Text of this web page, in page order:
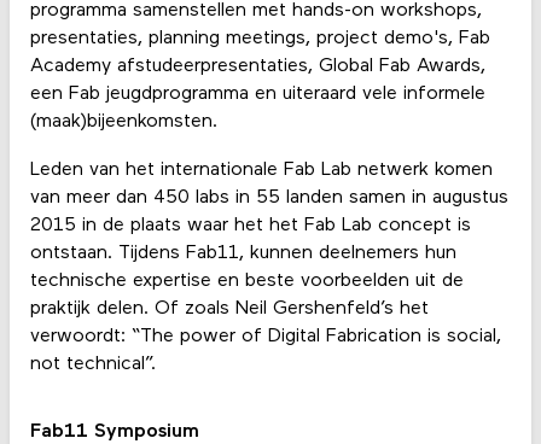
programma samenstellen met hands-on workshops,
presentaties, planning meetings, project demo's, Fab
Academy afstudeerpresentaties, Global Fab Awards,
een Fab jeugdprogramma en uiteraard vele informele
(maak)bijeenkomsten.
Leden van het internationale Fab Lab netwerk komen
van meer dan 450 labs in 55 landen samen in augustus
2015 in de plaats waar het het Fab Lab concept is
ontstaan. Tijdens Fab11, kunnen deelnemers hun
technische expertise en beste voorbeelden uit de
praktijk delen. Of zoals Neil Gershenfeld’s het
verwoordt: “The power of Digital Fabrication is social,
not technical”.
Fab11 Symposium